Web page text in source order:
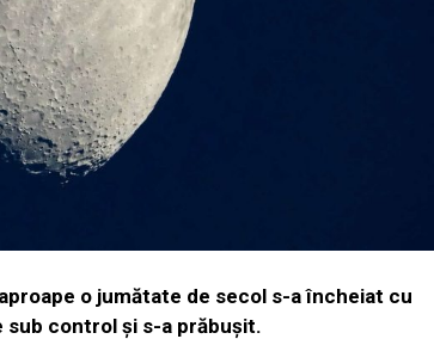
o jumătate de secol s-a încheiat cu
sub control și s-a prăbușit.